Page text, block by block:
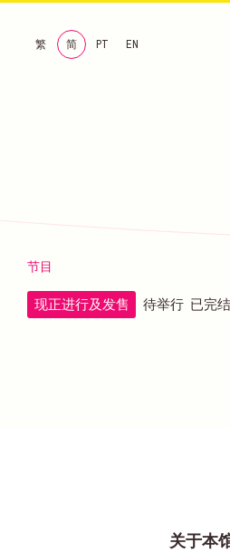
繁 简 PT EN
节目
现正进行及发售 待举行 已完结
关于本